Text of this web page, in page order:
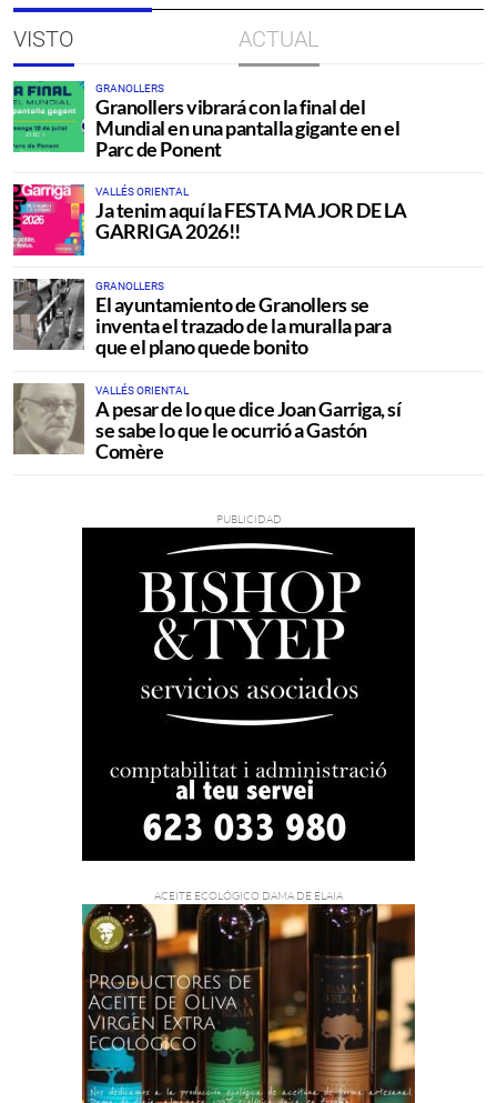
VISTO ACTUAL
GRANOLLERS
Granollers vibrará con la final del
Mundial en una pantalla gigante en el
Parc de Ponent
VALLÉS ORIENTAL
Ja tenim aquí la FESTA MAJOR DE LA
GARRIGA 2026!!
GRANOLLERS
El ayuntamiento de Granollers se
inventa el trazado de la muralla para
que el plano quede bonito
VALLÉS ORIENTAL
A pesar de lo que dice Joan Garriga, sí
se sabe lo que le ocurrió a Gastón
Comère